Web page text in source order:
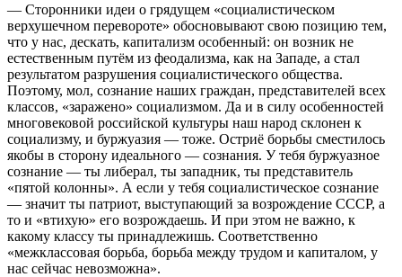
— Сторонники идеи о грядущем «социалистическом
верхушечном перевороте» обосновывают свою позицию тем,
что у нас, дескать, капитализм особенный: он возник не
естественным путём из феодализма, как на Западе, а стал
результатом разрушения социалистического общества.
Поэтому, мол, сознание наших граждан, представителей всех
классов, «заражено» социализмом. Да и в силу особенностей
многовековой российской культуры наш народ склонен к
социализму, и буржуазия — тоже. Остриё борьбы сместилось
якобы в сторону идеального — сознания. У тебя буржуазное
сознание — ты либерал, ты западник, ты представитель
«пятой колонны». А если у тебя социалистическое сознание
— значит ты патриот, выступающий за возрождение СССР, а
то и «втихую» его возрождаешь. И при этом не важно, к
какому классу ты принадлежишь. Соответственно
«межклассовая борьба, борьба между трудом и капиталом, у
нас сейчас невозможна».